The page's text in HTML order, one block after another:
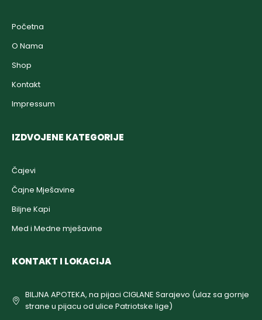
Početna
O Nama
Shop
Kontakt
Impressum
IZDVOJENE KATEGORIJE
Čajevi
Čajne Mješavine
Biljne Kapi
Med i Medne mješavine
KONTAKT I LOKACIJA
BILJNA APOTEKA, na pijaci CIGLANE Sarajevo (ulaz sa gornje
strane u pijacu od ulice Patriotske lige)